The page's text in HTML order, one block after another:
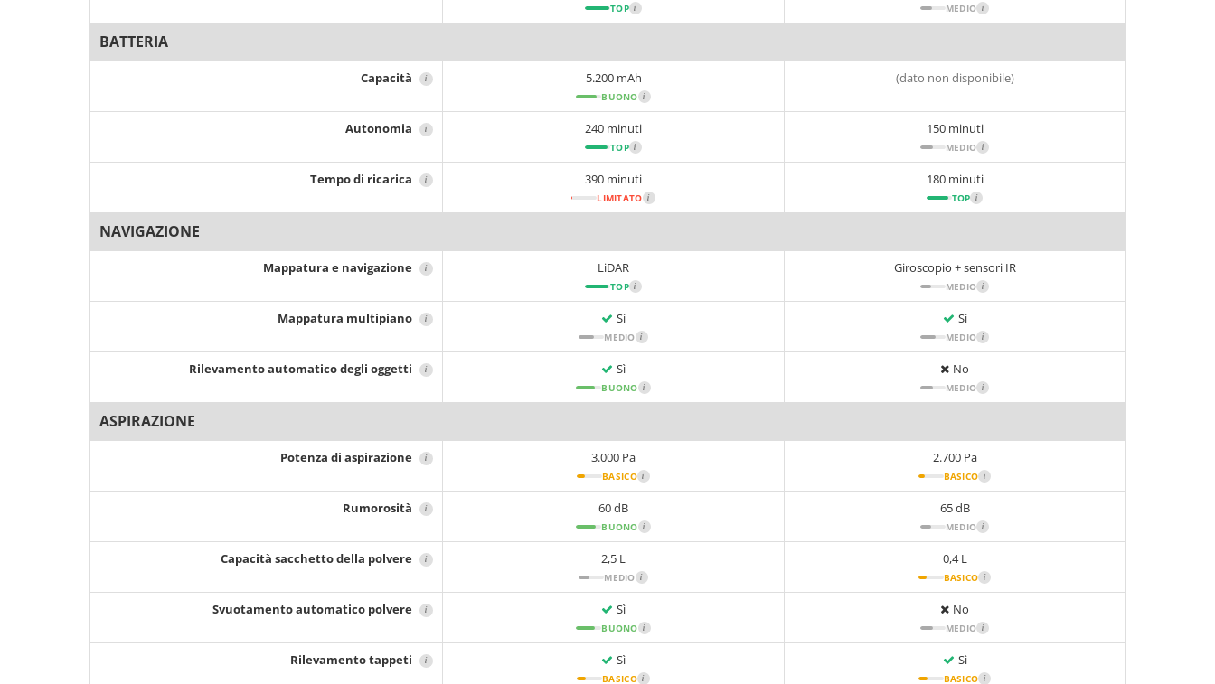
TOP i MEDIO i
BATTERIA
Capacità i 5.200 mAh
BUONO i
(dato non disponibile)
Autonomia i 240 minuti
TOP i
150 minuti
MEDIO i
Tempo di ricarica i 390 minuti
LIMITATO i
180 minuti
TOP i
NAVIGAZIONE
Mappatura e navigazione i LiDAR
TOP i
Giroscopio + sensori IR
MEDIO i
Mappatura multipiano i Sì
MEDIO i
Sì
MEDIO i
Rilevamento automatico degli oggetti i Sì
BUONO i
No
MEDIO i
ASPIRAZIONE
Potenza di aspirazione i 3.000 Pa
BASICO i
2.700 Pa
BASICO i
Rumorosità i 60 dB
BUONO i
65 dB
MEDIO i
Capacità sacchetto della polvere i 2,5 L
MEDIO i
0,4 L
BASICO i
Svuotamento automatico polvere i Sì
BUONO i
No
MEDIO i
Rilevamento tappeti i Sì
BASICO i
Sì
BASICO i